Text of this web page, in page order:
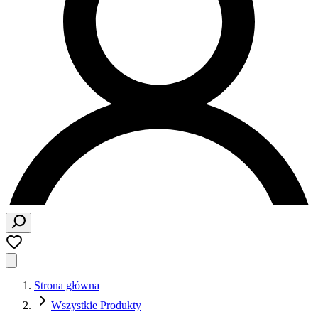
Strona główna
Wszystkie Produkty